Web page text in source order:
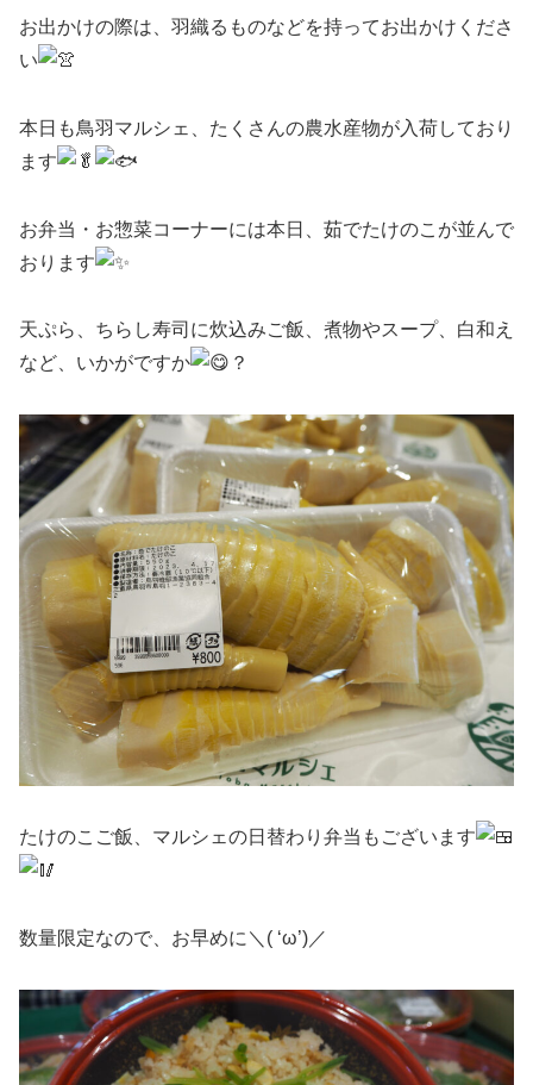
お出かけの際は、羽織るものなどを持ってお出かけくださ
い
本日も鳥羽マルシェ、たくさんの農水産物が入荷しており
ます
お弁当・お惣菜コーナーには本日、茹でたけのこが並んで
おります
天ぷら、ちらし寿司に炊込みご飯、煮物やスープ、白和え
など、いかがですか
？
たけのこご飯、マルシェの日替わり弁当もございます
数量限定なので、お早めに＼( ‘ω’)／